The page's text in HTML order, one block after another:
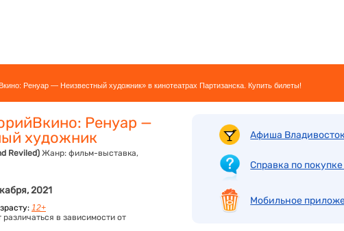
Ренуар — Неизвестный художник» в кинотеатрах Партизанска. Купить билеты!
Ренуар —
художник
Reviled) Жанр: фильм-выставка,
2021
12+
различаться в зависимости от
Афиша
Справка по
Мобильное